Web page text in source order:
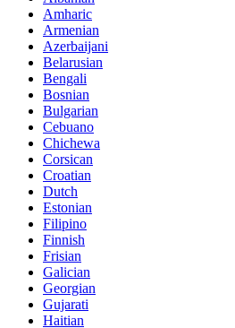
Amharic
Armenian
Azerbaijani
Belarusian
Bengali
Bosnian
Bulgarian
Cebuano
Chichewa
Corsican
Croatian
Dutch
Estonian
Filipino
Finnish
Frisian
Galician
Georgian
Gujarati
Haitian